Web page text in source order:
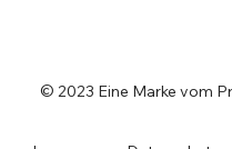
© 2023 Eine Marke vom